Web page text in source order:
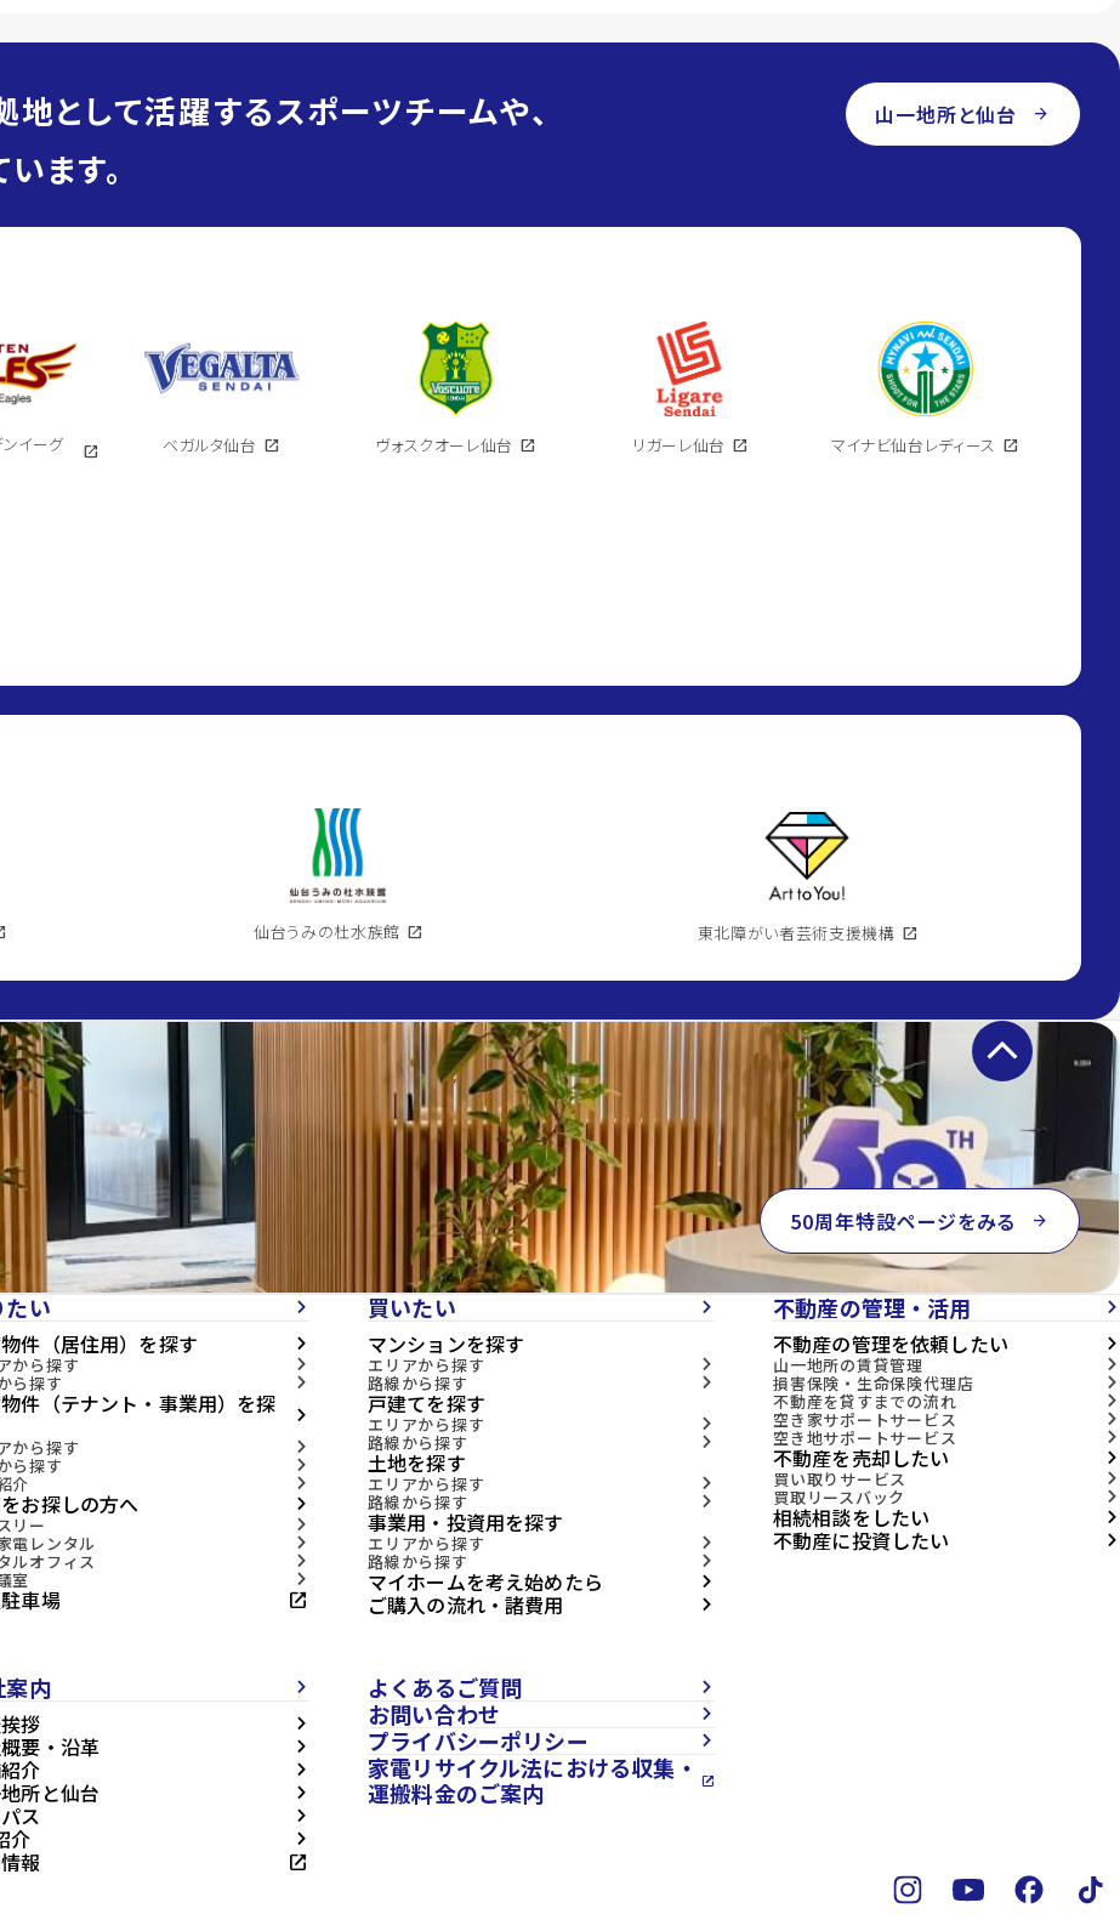
として活躍するスポーツチームや、
ます。
山一地所と仙台 arrow_forward
イーグ open_in_new ベガルタ仙台 open_in_new ヴォスクオーレ仙台 open_in_new リガーレ仙台 open_in_new マイナビ仙台レディース open_in_new
仙台うみの杜水族館 open_in_new 東北障がい者芸術支援機構 open_in_new
keyboard_arrow_up
50周年特設ページをみる arrow_forward
い arrow_forward_ios
件（居住用）を探す arrow_forward_ios
から探す arrow_forward_ios
ら探す arrow_forward_ios
件（テナント・事業用）を探 arrow_forward_ios
から探す arrow_forward_ios
ら探す arrow_forward_ios
介 arrow_forward_ios
お探しの方へ arrow_forward_ios
リー arrow_forward_ios
電レンタル arrow_forward_ios
ルオフィス arrow_forward_ios
室 arrow_forward_ios
車場 open_in_new
買いたい arrow_forward_ios
マンションを探す
エリアから探す arrow_forward_ios
路線から探す arrow_forward_ios
戸建てを探す
エリアから探す arrow_forward_ios
路線から探す arrow_forward_ios
土地を探す
エリアから探す arrow_forward_ios
路線から探す arrow_forward_ios
事業用・投資用を探す
エリアから探す arrow_forward_ios
路線から探す arrow_forward_ios
マイホームを考え始めたら arrow_forward_ios
ご購入の流れ・諸費用 arrow_forward_ios
不動産の管理・活用 arrow_forward_ios
不動産の管理を依頼したい arrow_forward_ios
山一地所の賃貸管理 arrow_forward_ios
損害保険・生命保険代理店 arrow_forward_ios
不動産を貸すまでの流れ arrow_forward_ios
空き家サポートサービス arrow_forward_ios
空き地サポートサービス arrow_forward_ios
不動産を売却したい arrow_forward_ios
買い取りサービス arrow_forward_ios
買取リースバック arrow_forward_ios
相続相談をしたい arrow_forward_ios
不動産に投資したい arrow_forward_ios
案内 arrow_forward_ios
拶 arrow_forward_ios
要・沿革 arrow_forward_ios
介 arrow_forward_ios
所と仙台 arrow_forward_ios
ス arrow_forward_ios
介 arrow_forward_ios
報 open_in_new
よくあるご質問 arrow_forward_ios
お問い合わせ arrow_forward_ios
プライバシーポリシー arrow_forward_ios
家電リサイクル法における収集・
運搬料金のご案内
open_in_new